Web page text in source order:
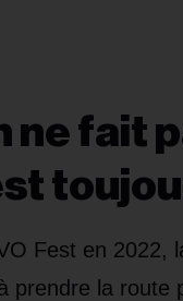
fait
Fest en
prendre la